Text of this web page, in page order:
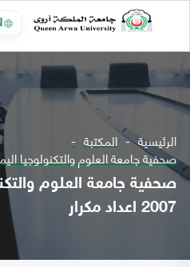
الرئيسية المكتبة
صحفية جامعة العلوم والتكنولوجيا اليمنية / يونيو
صحفية جامعة العلوم
2007 اعداد مكرار